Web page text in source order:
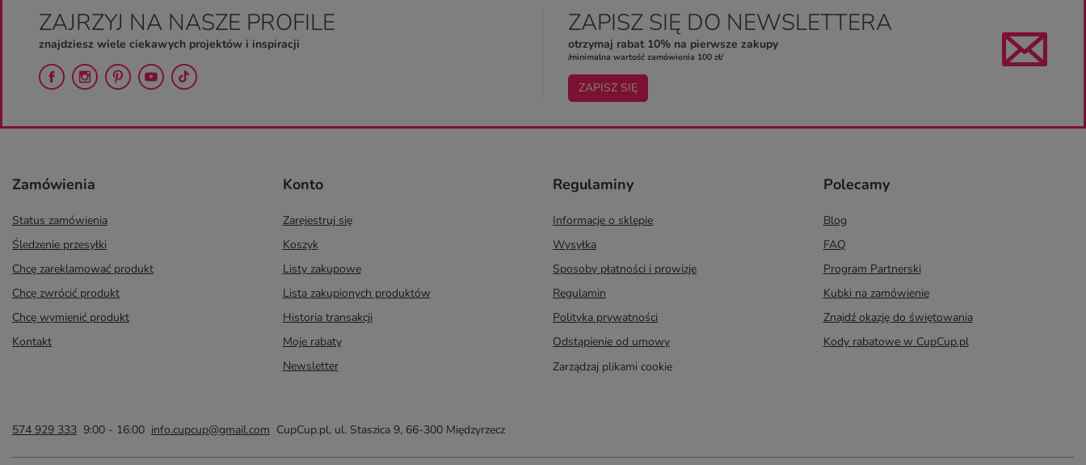
ZAJRZYJ NA NASZE PROFILE
znajdziesz wiele ciekawych projektów i inspiracji
ZAPISZ SIĘ DO NEWSLETTERA
otrzymaj rabat 10% na pierwsze zakupy
/minimalna wartość zamówienia 100 zł/
ZAPISZ SIĘ
Zamówienia
Status zamówienia
Śledzenie przesyłki
Chcę zareklamować produkt
Chcę zwrócić produkt
Chcę wymienić produkt
Kontakt
Konto
Zarejestruj się
Koszyk
Listy zakupowe
Lista zakupionych produktów
Historia transakcji
Moje rabaty
Newsletter
Regulaminy
Informacje o sklepie
Wysyłka
Sposoby płatności i prowizje
Regulamin
Polityka prywatności
Odstąpienie od umowy
Zarządzaj plikami cookie
Polecamy
Blog
FAQ
Program Partnerski
Kubki na zamówienie
Znajdź okazję do świętowania
Kody rabatowe w CupCup.pl
574 929 333 9:00 - 16:00 info.cupcup@gmail.com CupCup.pl, ul. Staszica 9, 66-300 Międzyrzecz